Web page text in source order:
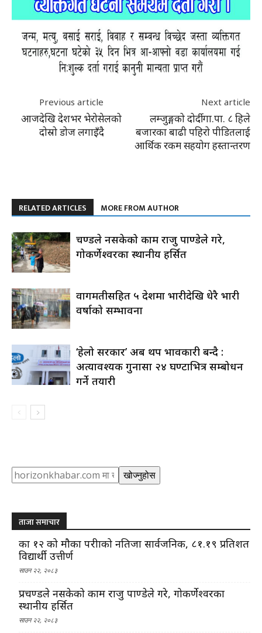
Previous article
आजदेखि देशभर भेरोसेलको
दोस्रो डोज लगाइँदै
Next article
लम्जुङ्गको दोर्दी गा.पा. ८ हिले
बजारका बाढी पहिरो पीडितलाई
आर्थिक रकम सहयोग हस्तान्तरण
RELATED ARTICLES MORE FROM AUTHOR
प्रचण्डले नसकेको काम राजु पाण्डेले गरे,
गोकर्णेश्वरका स्थानीय हर्सित
वागमतीसहित ५ प्रदेशमा भारीदेखि धेरै भारी
वर्षाको सम्भावना
‘हेलो सरकार’ अब थप प्रभावकारी बन्दै :
अत्यावश्यक गुनासा २४ घण्टाभित्र सम्बोधन
गर्ने तयारी
Search खोज्नुहोस
ताजा समाचार
कक्षा १२ को मौका परीक्षाको नतिजा सार्वजनिक, ८१.१९ प्रतिशत
विद्यार्थी उत्तीर्ण
साउन २२, २०८३
प्रचण्डले नसकेको काम राजु पाण्डेले गरे, गोकर्णेश्वरका
स्थानीय हर्सित
साउन २२, २०८३